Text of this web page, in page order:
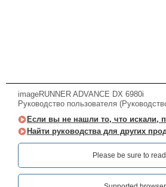
imageRUNNER ADVANCE DX 6980i
Руководство пользователя
Если вы не нашли то, что искали,
Найти руководства для других
Please be sure to